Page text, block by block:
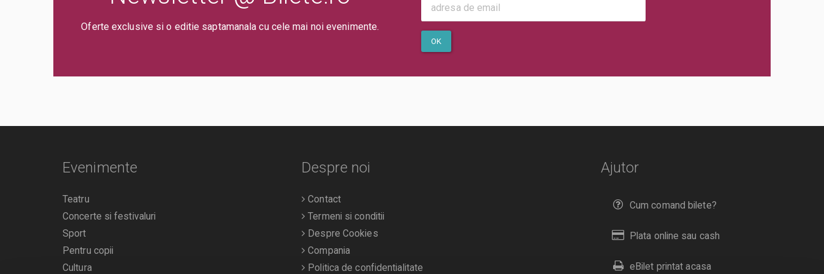
Oferte exclusive si o editie saptamanala cu cele mai noi evenimente.
OK
Ajutor
Cum comand bilete?
Plata online sau cash
eBilet printat acasa
Evenimente
Teatru
Concerte si festivaluri
Sport
Pentru copii
Cultura
Despre noi
Contact
Termeni si conditii
Despre Cookies
Compania
Politica de confidentialitate